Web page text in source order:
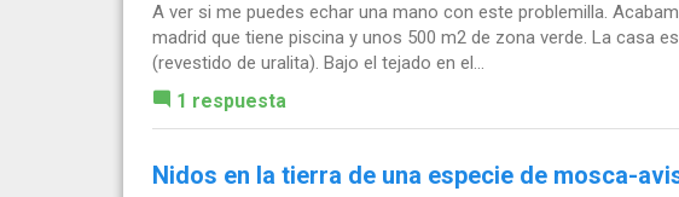
A ver si me puedes echar una mano con este problemilla.
madrid que tiene piscina y unos 500 m2 de zona verde. La casa
(revestido de uralita). Bajo el tejado en el...
1 respuesta
Nidos en la tierra de una especie de mosca-